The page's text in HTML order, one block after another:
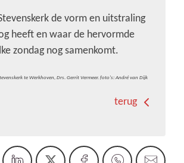
de vorm en uitstraling
heeft en waar de hervormde
zondag nog samenkomt.
te Werkhoven, Drs. Gerrit Vermeer. foto's: André van Dijk
terug